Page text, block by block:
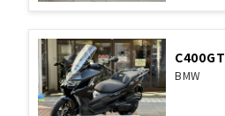
C400GT
BMW